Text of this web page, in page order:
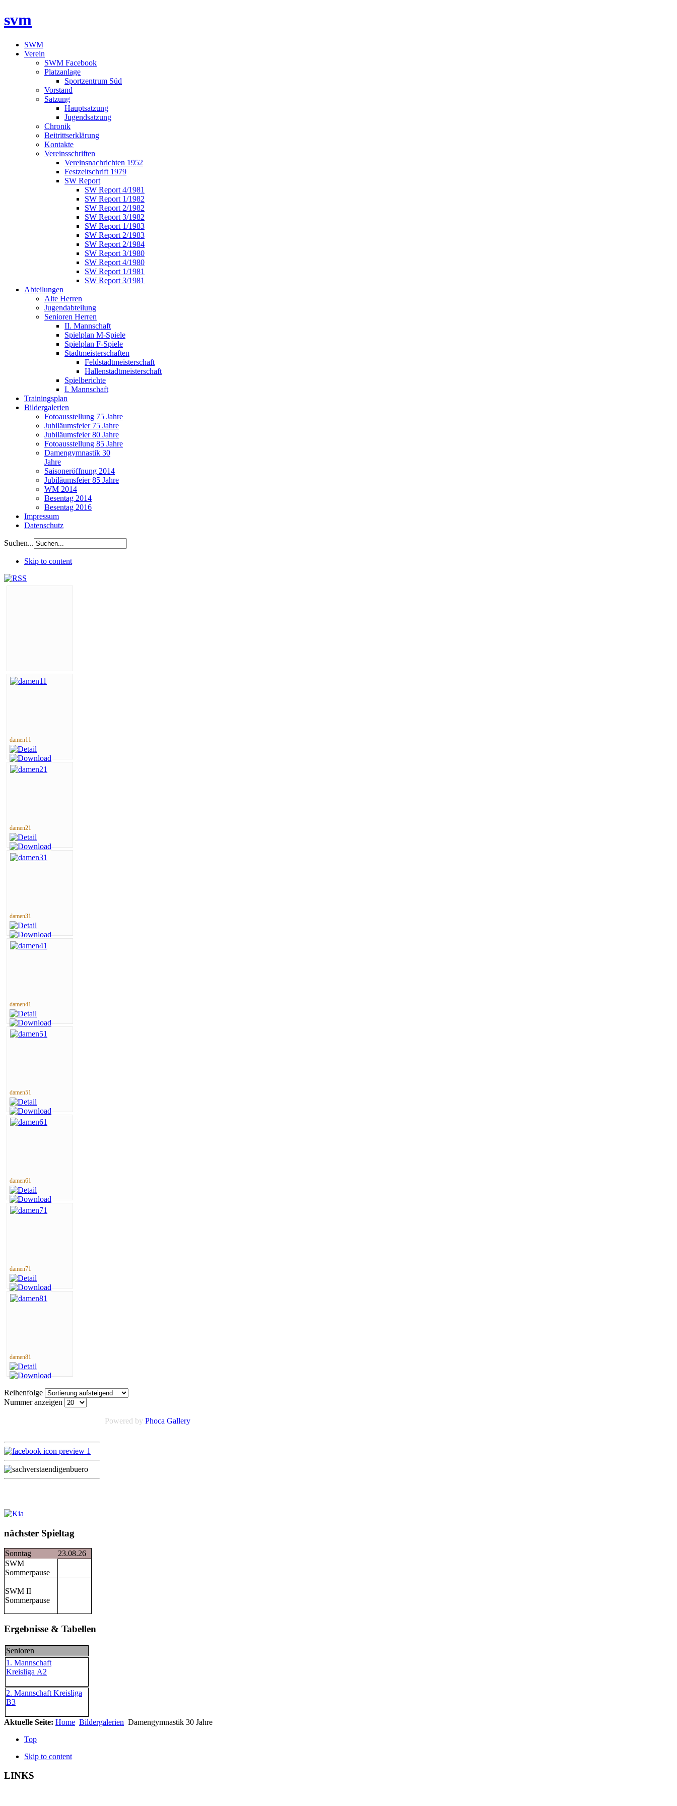
svm
SWM
Verein
SWM Facebook
Platzanlage
Sportzentrum Süd
Vorstand
Satzung
Hauptsatzung
Jugendsatzung
Chronik
Beitrittserklärung
Kontakte
Vereinsschriften
Vereinsnachrichten 1952
Festzeitschrift 1979
SW Report
SW Report 4/1981
SW Report 1/1982
SW Report 2/1982
SW Report 3/1982
SW Report 1/1983
SW Report 2/1983
SW Report 2/1984
SW Report 3/1980
SW Report 4/1980
SW Report 1/1981
SW Report 3/1981
Abteilungen
Alte Herren
Jugendabteilung
Senioren Herren
II. Mannschaft
Spielplan M-Spiele
Spielplan F-Spiele
Stadtmeisterschaften
Feldstadtmeisterschaft
Hallenstadtmeisterschaft
Spielberichte
I. Mannschaft
Trainingsplan
Bildergalerien
Fotoausstellung 75 Jahre
Jubiläumsfeier 75 Jahre
Jubiläumsfeier 80 Jahre
Fotoausstellung 85 Jahre
Damengymnastik 30
Jahre
Saisoneröffnung 2014
Jubiläumsfeier 85 Jahre
WM 2014
Besentag 2014
Besentag 2016
Impressum
Datenschutz
Suchen...
Skip to content
damen11
damen21
damen31
damen41
damen51
damen61
damen71
damen81
Reihenfolge
Nummer anzeigen
Powered by Phoca Gallery
nächster Spieltag
Sonntag
23.08.26
SWM
Sommerpause
SWM II
Sommerpause
Ergebnisse & Tabellen
Senioren
1. Mannschaft
Kreisliga A2
2. Mannschaft Kreisliga
B3
Aktuelle Seite: Home Bildergalerien Damengymnastik 30 Jahre
Top
Skip to content
LINKS